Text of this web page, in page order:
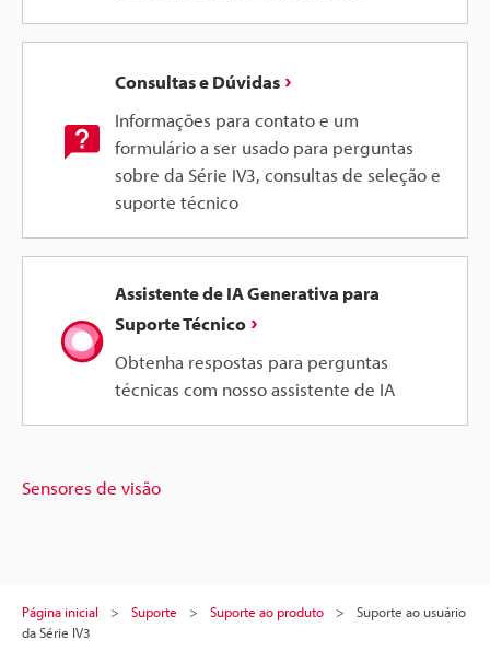
Consultas e Dúvidas
Informações para contato e um
formulário a ser usado para perguntas
sobre da Série IV3, consultas de seleção e
suporte técnico
Assistente de IA Generativa para
Suporte Técnico
Obtenha respostas para perguntas
técnicas com nosso assistente de IA
Sensores de visão
Página inicial Suporte Suporte ao produto
Suporte ao usuário
da Série IV3